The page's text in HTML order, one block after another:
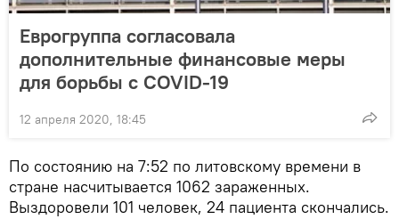
Еврогруппа согласовала
дополнительные финансовые меры
для борьбы с COVID-19
12 апреля 2020, 18:45
По состоянию на 7:52 по литовскому времени в
стране насчитывается 1062 зараженных.
Выздоровели 101 человек, 24 пациента скончались.